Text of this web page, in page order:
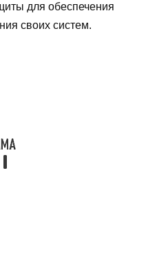
для обеспечения
своих систем.